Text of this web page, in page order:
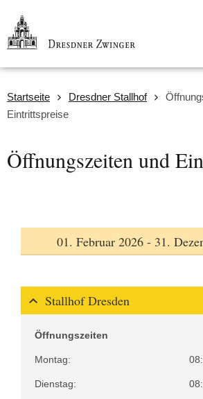
Startseite Dresdner Stallhof
Eintrittspreise
Öffnungszeiten und
01. Februar 2026 - 31.
Stallhof Dresden
Öffnungszeiten
Montag:
Dienstag: